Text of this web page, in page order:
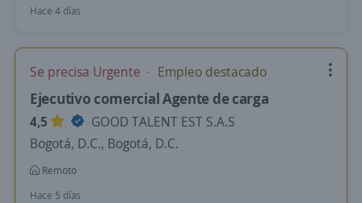
Hace 4 días
Se precisa Urgente Empleo destacado
Ejecutivo comercial Agente de carga
4,5
GOOD TALENT EST S.A.S
Bogotá, D.C., Bogotá, D.C.
Remoto
Hace 5 días